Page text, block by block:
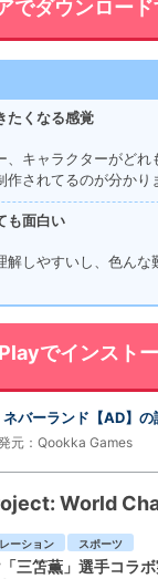
でダウンロード
たくなる感覚
、キャラクターがどれ
されてるのが分かり
も面白い
解しやすいし、色んな
でインスト
バーランド【AD】の
元：Qookka Games
World
ーション スポーツ
三笘薫」選手コラ